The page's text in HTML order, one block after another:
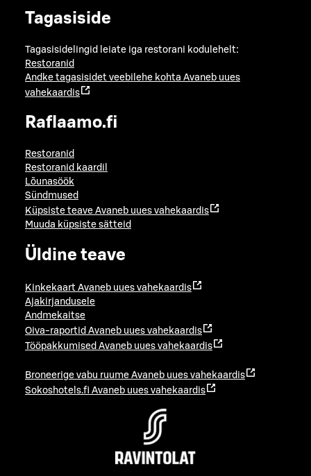
Tagasiside
Tagasisidelingid leiate iga restorani kodulehelt:
Restoranid
Andke tagasisidet veebilehe kohta Avaneb uues
vahekaardis
Raflaamo.fi
Restoranid
Restoranid kaardil
Lõunasöök
Sündmused
Küpsiste teave Avaneb uues vahekaardis
Muuda küpsiste sätteid
Üldine teave
Kinkekaart Avaneb uues vahekaardis
Ajakirjandusele
Andmekaitse
Oiva-raportid Avaneb uues vahekaardis
Tööpakkumised Avaneb uues vahekaardis
Broneerige vabu ruume Avaneb uues vahekaardis
Sokoshotels.fi Avaneb uues vahekaardis